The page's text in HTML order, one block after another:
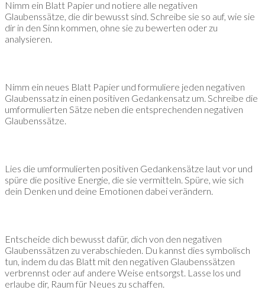
Nimm ein Blatt Papier und notiere alle negativen
Glaubenssätze, die dir bewusst sind. Schreibe sie so auf, wie sie
dir in den Sinn kommen, ohne sie zu bewerten oder zu
analysieren.
Nimm ein neues Blatt Papier und formuliere jeden negativen
Glaubenssatz in einen positiven Gedankensatz um. Schreibe die
umformulierten Sätze neben die entsprechenden negativen
Glaubenssätze.
Lies die umformulierten positiven Gedankensätze laut vor und
spüre die positive Energie, die sie vermitteln. Spüre, wie sich
dein Denken und deine Emotionen dabei verändern.
Entscheide dich bewusst dafür, dich von den negativen
Glaubenssätzen zu verabschieden. Du kannst dies symbolisch
tun, indem du das Blatt mit den negativen Glaubenssätzen
verbrennst oder auf andere Weise entsorgst. Lasse los und
erlaube dir, Raum für Neues zu schaffen.